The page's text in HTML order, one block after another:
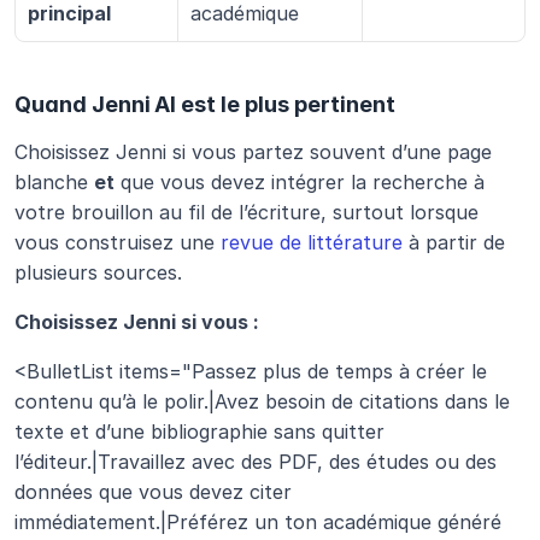
principal académique
Quand Jenni AI est le plus pertinent
Choisissez Jenni si vous partez souvent d’une page
blanche et que vous devez intégrer la recherche à
votre brouillon au fil de l’écriture, surtout lorsque
vous construisez une revue de littérature à partir de
plusieurs sources.
Choisissez Jenni si vous :
<BulletList items="Passez plus de temps à créer le
contenu qu’à le polir.|Avez besoin de citations dans le
texte et d’une bibliographie sans quitter
l’éditeur.|Travaillez avec des PDF, des études ou des
données que vous devez citer
immédiatement.|Préférez un ton académique généré